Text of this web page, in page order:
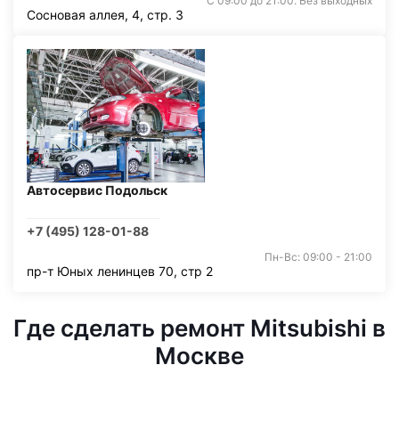
Сосновая аллея, 4, стр. 3
Автосервис Подольск
+7 (495) 128-01-88
Пн-Вс: 09:00 - 21:00
пр-т Юных ленинцев 70, стр 2
Где сделать ремонт Mitsubishi в
Москве